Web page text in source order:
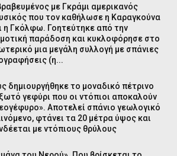
με Γκράμι αμερικανός
που τον καθήλωσε η Καραγκούνα
η Γκόλφω. Γοητεύτηκε από την
παράδοση και κυκλοφόρησε στο
μια μεγάλη συλλογή με σπάνιες
(η...
δημιουργήθηκε το μοναδικό πέτρινο
γεφύρι που οι ντόπιοι αποκαλούν
Αποτελεί σπάνιο γεωλογικό
φτάνει τα 20 μέτρα ύψος και
με ντόπιους θρύλους